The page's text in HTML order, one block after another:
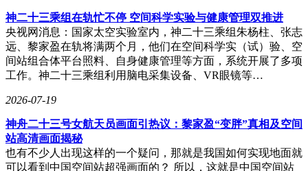
神二十三乘组在轨忙不停 空间科学实验与健康管理双推进
央视网消息：国家太空实验室内，神二十三乘组朱杨柱、张志
远、黎家盈在轨将满两个月，他们在空间科学实（试）验、空
间站组合体平台照料、自身健康管理等方面，系统开展了多项
工作。神二十三乘组利用脑电采集设备、VR眼镜等…
2026-07-19
神舟二十三号女航天员画面引热议：黎家盈“变胖”真相及空间
站高清画面揭秘
也有不少人出现这样的一个疑问，那就是我国如何实现地面就
可以看到中国空间站超强画面的？ 所以，这就是中国空间站